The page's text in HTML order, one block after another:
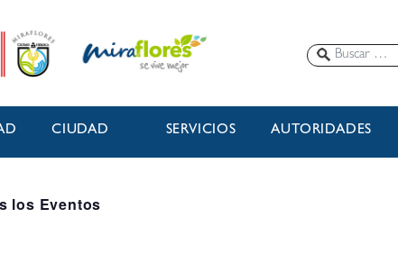
CIUDAD SERVICIOS AUTORIDADES
los Eventos